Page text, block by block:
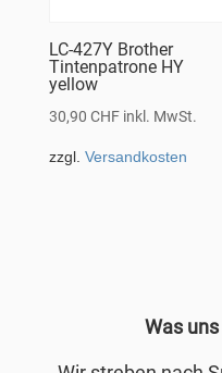
LC-427Y Brother
Tintenpatrone HY
yellow
30,90 CHF inkl. MwSt.
zzgl. Versandkosten
Was